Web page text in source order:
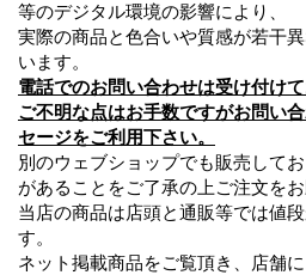
等のデジタル環境の影響により、
実際の商品と色合いや質感が若干
います。
電話でのお問い合わせは受け付けて
ご不明な点はお手数ですがお問い
セージをご利用下さい。
別のウェブショップでも販売して
があることをご了承の上ご注文をお
当店の商品は店頭と通販等では値
す。
ネット掲載商品をご覧頂き、店舗